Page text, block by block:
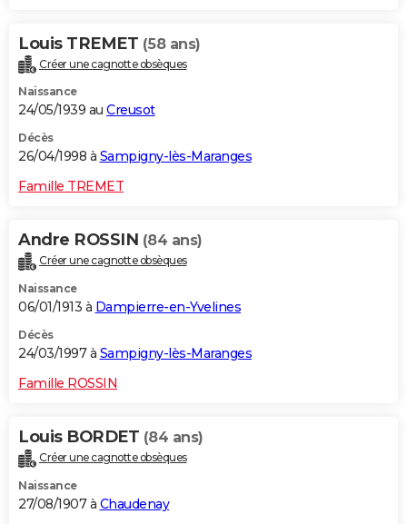
Louis TREMET (58 ans)
Créer une cagnotte obsèques
Naissance
24/05/1939 au Creusot
Décès
26/04/1998 à Sampigny-lès-Maranges
Famille TREMET
Andre ROSSIN (84 ans)
Créer une cagnotte obsèques
Naissance
06/01/1913 à Dampierre-en-Yvelines
Décès
24/03/1997 à Sampigny-lès-Maranges
Famille ROSSIN
Louis BORDET (84 ans)
Créer une cagnotte obsèques
Naissance
27/08/1907 à Chaudenay